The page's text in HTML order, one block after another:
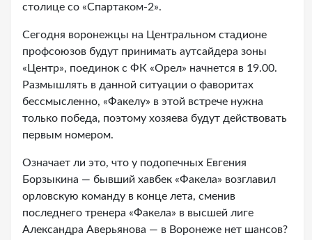
столице со «Спартаком-2».
Сегодня воронежцы на Центральном стадионе
профсоюзов будут принимать аутсайдера зоны
«Центр», поединок с ФК «Орел» начнется в 19.00.
Размышлять в данной ситуации о фаворитах
бессмысленно, «Факелу» в этой встрече нужна
только победа, поэтому хозяева будут действовать
первым номером.
Означает ли это, что у подопечных Евгения
Борзыкина — бывший хавбек «Факела» возглавил
орловскую команду в конце лета, сменив
последнего тренера «Факела» в высшей лиге
Александра Аверьянова — в Воронеже нет шансов?